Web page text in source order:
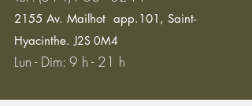
2155 Av. Mailhot app.101, Saint-
Hyacinthe.J2S 0M4
Lun - Dim: 9 h - 21 h